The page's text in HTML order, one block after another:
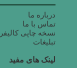
درباره ما
تماس با ما
نسخه چاپی
تبلیغات
لینک های مفید